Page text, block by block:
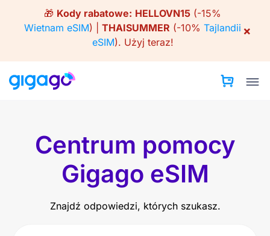
🎁 Kody rabatowe: HELLOVN15 (-15%
Wietnam eSIM) | THAISUMMER (-10% Tajlandii
eSIM). Użyj teraz!
×
Centrum pomocy
Gigago eSIM
Znajdź odpowiedzi, których szukasz.